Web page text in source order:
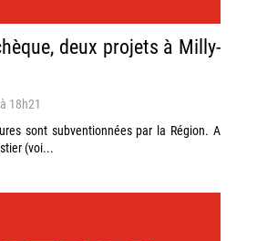
deux projets à Milly-
18h21
sont subventionnées par la Région. A
(voi...